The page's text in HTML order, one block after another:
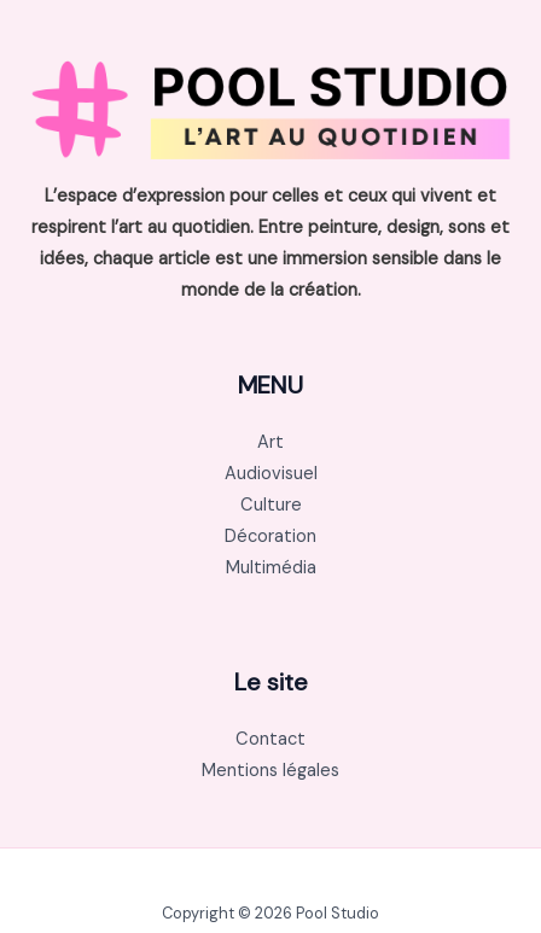
L’espace d’expression pour celles et ceux qui vivent et
respirent l’art au quotidien. Entre peinture, design, sons et
idées, chaque article est une immersion sensible dans le
monde de la création.
MENU
Art
Audiovisuel
Culture
Décoration
Multimédia
Le site
Contact
Mentions légales
Copyright © 2026 Pool Studio